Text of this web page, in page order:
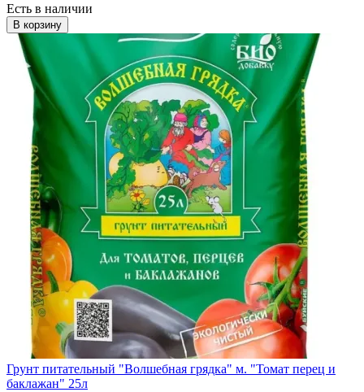
Есть в наличии
В корзину
Грунт питательный "Волшебная грядка" м. "Томат перец и
баклажан" 25л